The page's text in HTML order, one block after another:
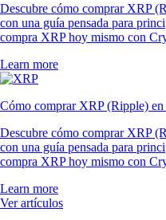
Descubre cómo comprar XRP
con una guía pensada para
compra XRP hoy mismo con
Learn more
Cómo comprar XRP (Ripple) en
Descubre cómo comprar XRP
con una guía pensada para
compra XRP hoy mismo con
Learn more
Ver artículos